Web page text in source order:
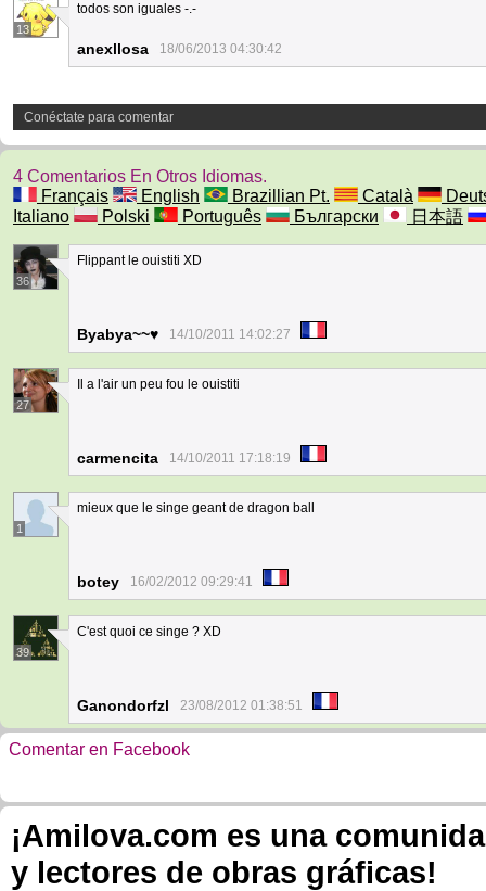
13
todos son iguales -.-
anexllosa 18/06/2013 04:30:42
Conéctate para comentar
4 Comentarios En Otros Idiomas.
Français
English Brazillian Pt. Català
Italiano
Polski Português Български 日本語
36
Flippant le ouistiti XD
Byabya~~♥ 14/10/2011 14:02:27
27
Il a l'air un peu fou le ouistiti
carmencita 14/10/2011 17:18:19
1
mieux que le singe geant de dragon ball
botey 16/02/2012 09:29:41
39
C'est quoi ce singe ? XD
Ganondorfzl 23/08/2012 01:38:51
Comentar en Facebook
¡Amilova.com es una
y lectores de obras gráficas!